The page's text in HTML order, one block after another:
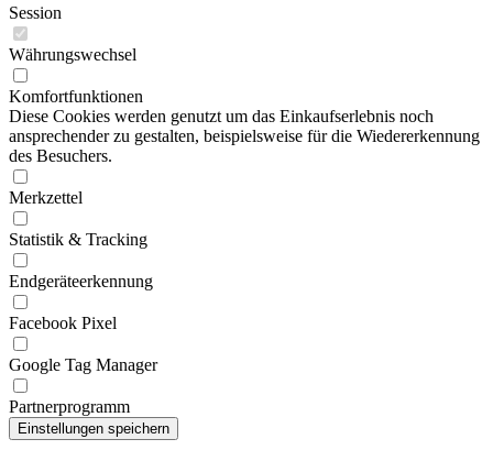
Session
Währungswechsel
Komfortfunktionen
Diese Cookies werden genutzt um das Einkaufserlebnis noch
ansprechender zu gestalten, beispielsweise für die Wiedererkennung
des Besuchers.
Merkzettel
Statistik & Tracking
Endgeräteerkennung
Facebook Pixel
Google Tag Manager
Partnerprogramm